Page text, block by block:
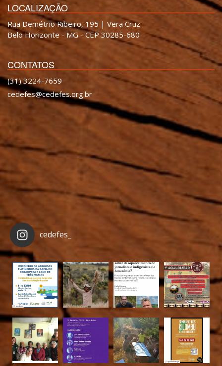
LOCALIZAÇÃO
Rua Demétrio Ribeiro, 195 | Vera Cruz
Belo Horizonte - MG - CEP 30285-680
CONTATOS
(31) 3224-7659
cedefes@cedefes.org.br
cedefes_